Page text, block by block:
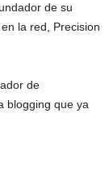
de su
la red, Precision
de
blogging que ya